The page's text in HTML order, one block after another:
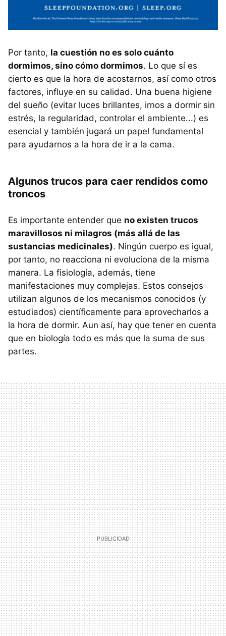
Por tanto, la cuestión no es solo cuánto
dormimos, sino cómo dormimos. Lo que sí es
cierto es que la hora de acostarnos, así como otros
factores, influye en su calidad. Una buena higiene
del sueño (evitar luces brillantes, irnos a dormir sin
estrés, la regularidad, controlar el ambiente...) es
esencial y también jugará un papel fundamental
para ayudarnos a la hora de ir a la cama.
Algunos trucos para caer rendidos como
troncos
Es importante entender que no existen trucos
maravillosos ni milagros (más allá de las
sustancias medicinales). Ningún cuerpo es igual,
por tanto, no reacciona ni evoluciona de la misma
manera. La fisiología, además, tiene
manifestaciones muy complejas. Estos consejos
utilizan algunos de los mecanismos conocidos (y
estudiados) científicamente para aprovecharlos a
la hora de dormir. Aun así, hay que tener en cuenta
que en biología todo es más que la suma de sus
partes.